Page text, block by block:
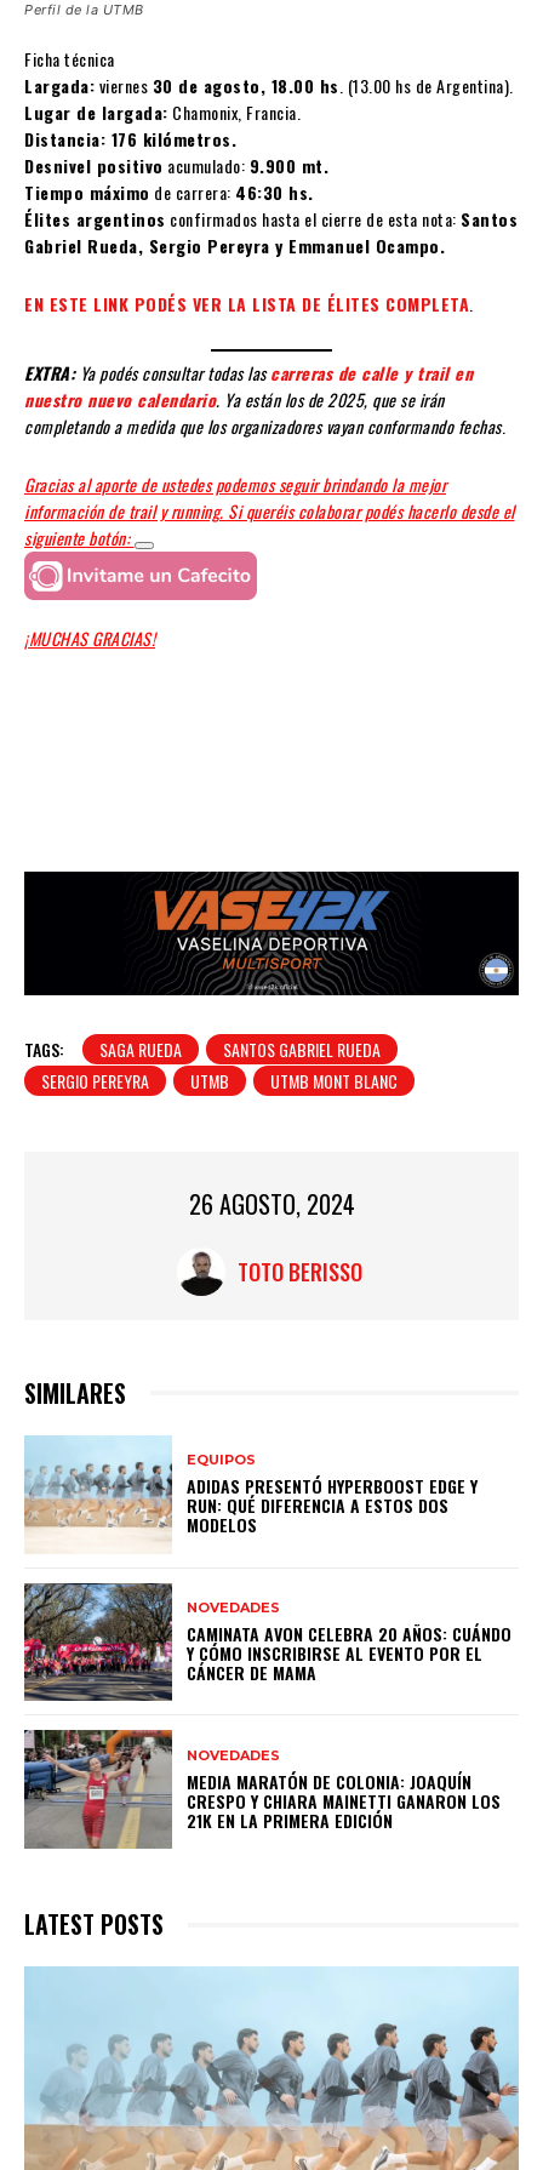
Perfil de la UTMB
Ficha técnica
Largada:viernes 30 de agosto, 18.00 hs. (13.00 hs de Argentina).
Lugar de largada: Chamonix, Francia.
Distancia: 176 kilómetros.
Desnivel positivo acumulado: 9.900 mt.
Tiempo máximo de carrera: 46:30 hs.
Élites argentinos confirmados hasta el cierre de esta nota: Santos
Gabriel Rueda, Sergio Pereyra y Emmanuel Ocampo.
EN ESTE LINK PODÉS VER LA LISTA DE ÉLITES COMPLETA.
EXTRA:Ya podés consultar todas lascarreras de calle y trail en
nuestro nuevo calendario. Ya están los de 2025, que se irán
completando a medida que los organizadores vayan conformando fechas.
Gracias al aporte de ustedes podemos seguir brindando la mejor
información de trail y running. Si queréis colaborar podés hacerlo desde el
siguiente botón:
¡MUCHAS GRACIAS!
TAGS: SAGA RUEDA
SANTOS GABRIEL RUEDA
SERGIO PEREYRA
UTMB UTMB MONT BLANC
26 AGOSTO, 2024
TOTO BERISSO
SIMILARES
EQUIPOS
ADIDAS PRESENTÓ HYPERBOOST EDGE Y
RUN: QUÉ DIFERENCIA A ESTOS DOS
MODELOS
NOVEDADES
CAMINATA AVON CELEBRA 20 AÑOS: CUÁNDO
Y CÓMO INSCRIBIRSE AL EVENTO POR EL
CÁNCER DE MAMA
NOVEDADES
MEDIA MARATÓN DE COLONIA: JOAQUÍN
CRESPO Y CHIARA MAINETTI GANARON LOS
21K EN LA PRIMERA EDICIÓN
LATEST POSTS